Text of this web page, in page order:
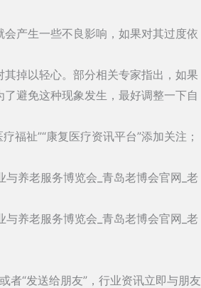
产生一些不良影响，如果对其过度依
掉以轻心。部分相关专家指出，如果
避免这种现象发生，最好调整一下自
福祉”“康复医疗资讯平台”添加关注；
者“发送给朋友”，行业资讯立即与朋友